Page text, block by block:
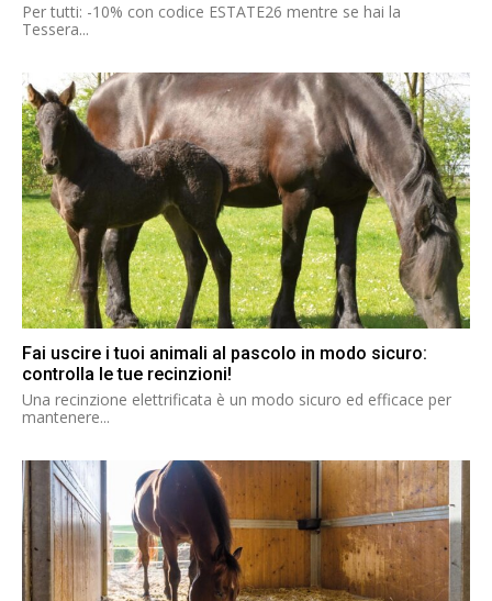
Per tutti: -10% con codice ESTATE26 mentre se hai la
Tessera...
Fai uscire i tuoi animali al pascolo in modo sicuro:
controlla le tue recinzioni!
Una recinzione elettrificata è un modo sicuro ed efficace per
mantenere...